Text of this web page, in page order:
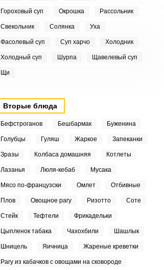
Гороховый суп Окрошка Рассольник
Свекольник Солянка Уха
Фасолевый суп Суп харчо Холодник
Холодный суп Шурпа Щавелевый суп
Щи
Вторые блюда
Бефстроганов Бешбармак Буженина
Голубцы Гуляш Жаркое Запеканки
Зразы Колбаса домашняя Котлеты
Лазанья Люля-кебаб Мусака
Мясо по-французски Омлет Отбивные
Плов Овощное рагу Ризотто Соте
Стейк Тефтели Фрикадельки
Цыпленок табака Чахохбили Шашлык
Шницель Яичница Жареные креветки
Рагу из кабачков с овощами на сковороде